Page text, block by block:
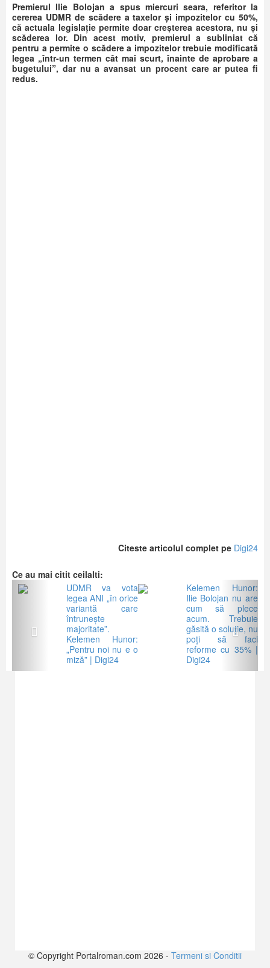
Premierul Ilie Bolojan a spus miercuri seara, referitor la
cererea UDMR de scădere a taxelor și impozitelor cu 50%,
că actuala legislație permite doar creșterea acestora, nu și
scăderea lor. Din acest motiv, premierul a subliniat că
pentru a permite o scădere a impozitelor trebuie modificată
legea „într-un termen cât mai scurt, înainte de aprobare a
bugetului”, dar nu a avansat un procent care ar putea fi
redus.
Citeste articolul complet pe Digi24
Ce au mai citit ceilalti:
UDMR va vota
legea ANI „în orice
variantă care
întrunește
majoritate”.
Kelemen Hunor:
„Pentru noi nu e o
miză” | Digi24
Kelemen Hunor:
Ilie Bolojan nu are
cum să plece
acum. Trebuie
găsită o soluție, nu
poți să faci
reforme cu 35% |
Digi24
Previous Next
© Copyright Portalroman.com 2026 - Termeni si Conditii